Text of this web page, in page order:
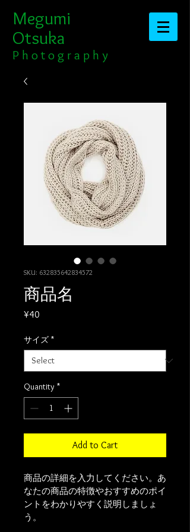
Megumi
Otsuka​​​​​​​
​​​P h o t o g r a p h y
SKU: 632835642834572
商品名
¥40
サイズ *
Quantity *
Add to Cart
商品の詳細を入力してください。あ
なたの商品の特徴やおすすめのポイ
ントをわかりやすく説明しましょ
う。